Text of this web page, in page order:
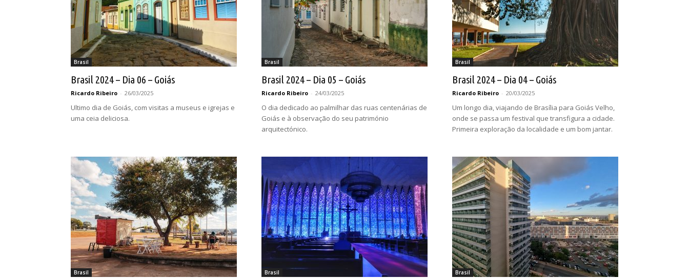
Brasil
Brasil 2024 – Dia 06 – Goiás
Ricardo Ribeiro - 26/03/2025
Ultimo dia de Goiás, com visitas a museus e igrejas e
uma ceia deliciosa.
Brasil
Brasil 2024 – Dia 05 – Goiás
Ricardo Ribeiro - 24/03/2025
O dia dedicado ao palmilhar das ruas centenárias de
Goiás e à observação do seu património
arquitectónico.
Brasil
Brasil 2024 – Dia 04 – Goiás
Ricardo Ribeiro - 20/03/2025
Um longo dia, viajando de Brasília para Goiás Velho,
onde se passa um festival que transfigura a cidade.
Primeira exploração da localidade e um bom jantar.
Brasil Brasil Brasil